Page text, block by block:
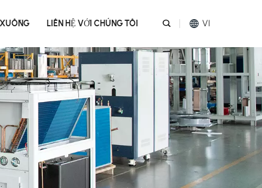
LIÊN HỆ VỚI CHÚNG TÔI VI
English
Melayu